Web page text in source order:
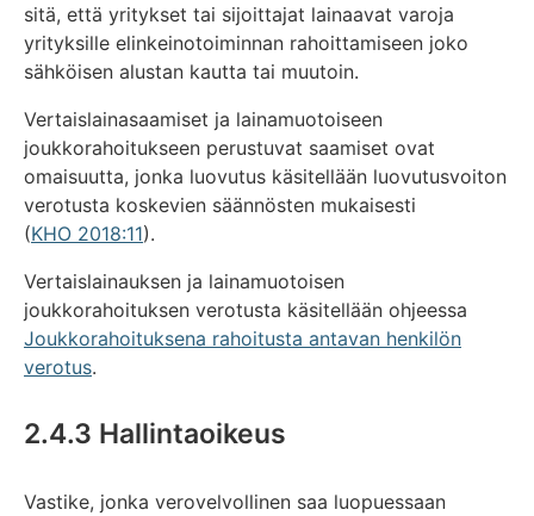
sitä, että yritykset tai sijoittajat lainaavat varoja
yrityksille elinkeinotoiminnan rahoittamiseen joko
sähköisen alustan kautta tai muutoin.
Vertaislainasaamiset ja lainamuotoiseen
joukkorahoitukseen perustuvat saamiset ovat
omaisuutta, jonka luovutus käsitellään luovutusvoiton
verotusta koskevien säännösten mukaisesti
(KHO 2018:11).
Vertaislainauksen ja lainamuotoisen
joukkorahoituksen verotusta käsitellään ohjeessa
Joukkorahoituksena rahoitusta antavan henkilön
verotus.
2.4.3 Hallintaoikeus
Vastike, jonka verovelvollinen saa luopuessaan